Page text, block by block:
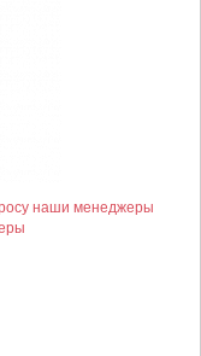
наши менеджеры